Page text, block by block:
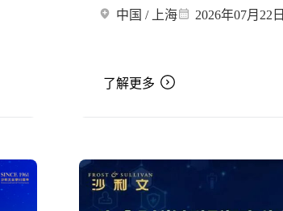
中国 / 上海 2026年07月22日
了解更多